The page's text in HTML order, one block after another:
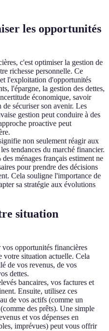
les opportunités
c'est optimiser la gestion de
richesse personnelle. Ce
l'exploitation d'opportunités
l'épargne, la gestion des dettes,
économique, savoir
de sécuriser son avenir. Les
gestion peut conduire à des
proactive peut
non seulement réagir aux
tendances du marché financier.
des ménages français estiment ne
pour prendre des décisions
Cela souligne l'importance de
sa stratégie aux évolutions
situation
opportunités financières
votre situation actuelle. Cela
de vos revenus, de vos
dettes.
bancaires, vos factures et
Ensuite, utilisez ces
de vos actifs (comme un
des prêts). Une simple
et vos dépenses en
imprévues) peut vous offrir